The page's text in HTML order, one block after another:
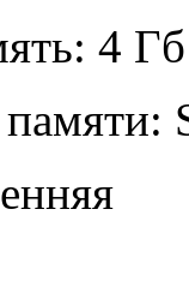
4 Гб